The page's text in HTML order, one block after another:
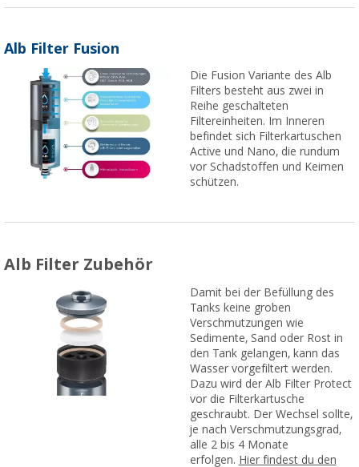
Alb Filter Fusion
Die Fusion Variante des Alb
Filters besteht aus zwei in
Reihe geschalteten
Filtereinheiten. Im Inneren
befindet sich Filterkartuschen
Active und Nano, die rundum
vor Schadstoffen und Keimen
schützen.
Alb Filter Zubehör
Damit bei der Befüllung des
Tanks keine groben
Verschmutzungen wie
Sedimente, Sand oder Rost in
den Tank gelangen, kann das
Wasser vorgefiltert werden.
Dazu wird der Alb Filter Protect
vor die Filterkartusche
geschraubt. Der Wechsel sollte,
je nach Verschmutzungsgrad,
alle 2 bis 4 Monate
erfolgen. Hier findest du den